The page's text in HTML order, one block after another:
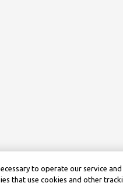
to operate our service
that use cookies and other